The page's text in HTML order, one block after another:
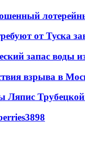
от Туска
запас воды
взрыва в
Ляпис
3898